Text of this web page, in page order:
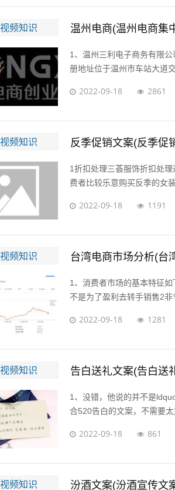
频知识 温州电商(温州电商集
1、温州三利电子商务有限
册地址位于温州市车站大道
2022-09-18 2861
频知识 反季促销文案(反季促
1折扣处理三荟服饰折扣处
费者比较乐意购买反季的女
2022-09-18 1191
频知识 台湾电商市场分析(台
1、消费者市场的基本特征
不是为了盈利去转手销售2非
2022-09-18 1281
频知识 告白送礼文案(告白送
1、没错，他说的并不是
合520告白的文案，不需要太
2022-09-18 861
频知识 汾酒文案(汾酒宣传文